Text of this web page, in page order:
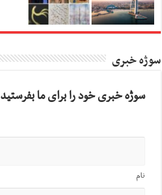
سوژه خبری
سوژه خبری خود را برای ما بفرستید
نام